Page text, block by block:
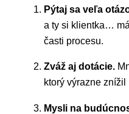
Pýtaj sa veľa
a ty si klientka…
časti procesu.
Zváž aj dotácie.
ktorý výrazne
Mysli na